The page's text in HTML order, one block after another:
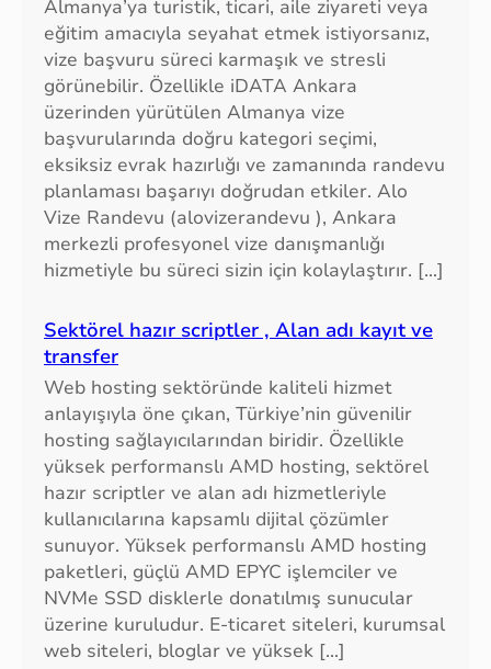
d
s
k
f
i
y
a
t
l
ı
e
k
r
a
n
k
a
r
t
ı
f
Almanya’ya turistik, ticari, aile ziyareti veya
eğitim amacıyla seyahat etmek istiyorsanız,
vize başvuru süreci karmaşık ve stresli
görünebilir. Özellikle iDATA Ankara
üzerinden yürütülen Almanya vize
başvurularında doğru kategori seçimi,
eksiksiz evrak hazırlığı ve zamanında randevu
planlaması başarıyı doğrudan etkiler. Alo
Vize Randevu (alovizerandevu ), Ankara
merkezli profesyonel vize danışmanlığı
hizmetiyle bu süreci sizin için kolaylaştırır. […]
Sektörel hazır scriptler , Alan adı kayıt ve
transfer
Web hosting sektöründe kaliteli hizmet
anlayışıyla öne çıkan, Türkiye’nin güvenilir
hosting sağlayıcılarından biridir. Özellikle
yüksek performanslı AMD hosting, sektörel
hazır scriptler ve alan adı hizmetleriyle
kullanıcılarına kapsamlı dijital çözümler
sunuyor. Yüksek performanslı AMD hosting
paketleri, güçlü AMD EPYC işlemciler ve
NVMe SSD disklerle donatılmış sunucular
üzerine kuruludur. E-ticaret siteleri, kurumsal
web siteleri, bloglar ve yüksek […]